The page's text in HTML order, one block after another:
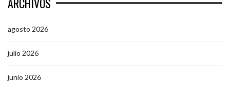
agosto 2026
julio 2026
junio 2026